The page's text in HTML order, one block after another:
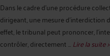
Dans le cadre d’une procédure
dirigeant, une mesure d’interdiction
effet, le tribunal peut prononcer,
contrôler, directement ...Lire la suite >